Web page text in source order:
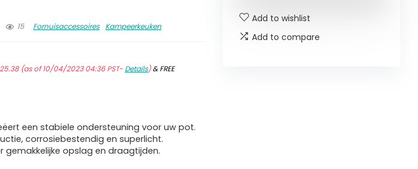
15 Fornuisaccessoires Kampeerkeuken
25.38(as of 10/04/2023 04:36 PST- Details)&FREE
een stabiele ondersteuning voor uw pot.
corrosiebestendig en superlicht.
gemakkelijke opslag en draagtijden.
Add to wishlist
Add to compare